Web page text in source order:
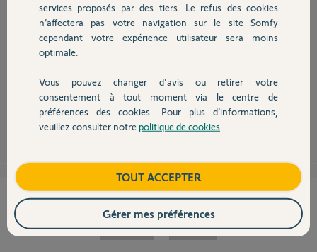
Autres produits
Devis avec un pro
Contact
Je viens de faire "Mot de passe oublié" en renseignant votre adresse mail
et je n'ai eu aucun message d'erreur. Vous avez dû recevoir un e-mail.
Merci donc de vérifier que vous êtes bien sur l'application Somfy Protect
Bonne journée,
Cette réponse vous a-t-elle aidé ?
NON OUI
services proposés par des tiers. Le refus des cookies
n’affectera pas votre navigation sur le site Somfy
cependant votre expérience utilisateur sera moins
optimale.
Vous pouvez changer d'avis ou retirer votre
consentement à tout moment via le centre de
préférences des cookies. Pour plus d’informations,
veuillez consulter notre politique de cookies
TOUT ACCEPTER
Gérer mes préférences